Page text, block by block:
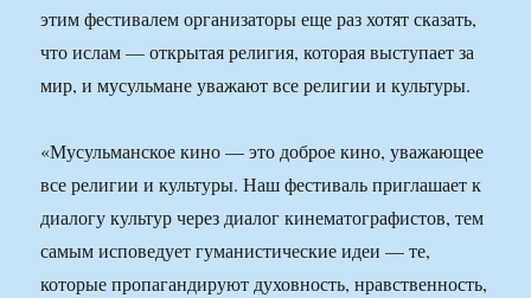
этим фестивалем организаторы еще раз хотят сказать,
что ислам — открытая религия, которая выступает за
мир, и мусульмане уважают все религии и культуры.
«Мусульманское кино — это доброе кино, уважающее
все религии и культуры. Наш фестиваль приглашает к
диалогу культур через диалог кинематографистов, тем
самым исповедует гуманистические идеи — те,
которые пропагандируют духовность, нравственность,